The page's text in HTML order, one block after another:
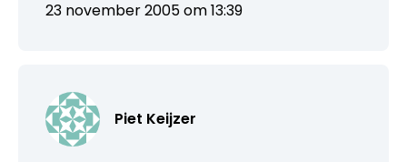
23 november 2005 om 13:39
Piet Keijzer